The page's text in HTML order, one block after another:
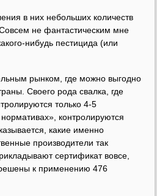
в них небольших количеств
не фантастическим мне
нибудь пестицида (или
рынком, где можно выгодно
Своего рода свалка, где
только 4-5
контролируются
какие именно
производители так
сертификат вовсе,
к применению 476